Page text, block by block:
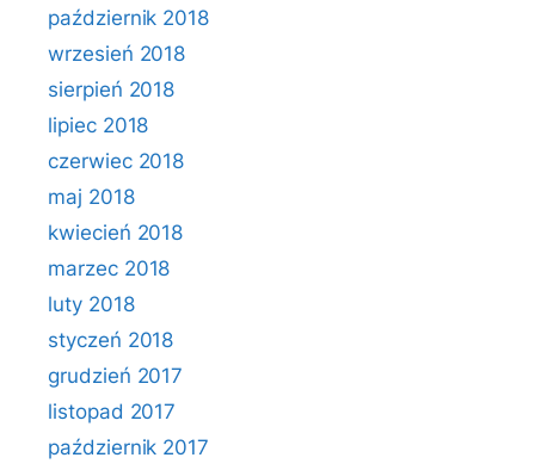
październik 2018
wrzesień 2018
sierpień 2018
lipiec 2018
czerwiec 2018
maj 2018
kwiecień 2018
marzec 2018
luty 2018
styczeń 2018
grudzień 2017
listopad 2017
październik 2017